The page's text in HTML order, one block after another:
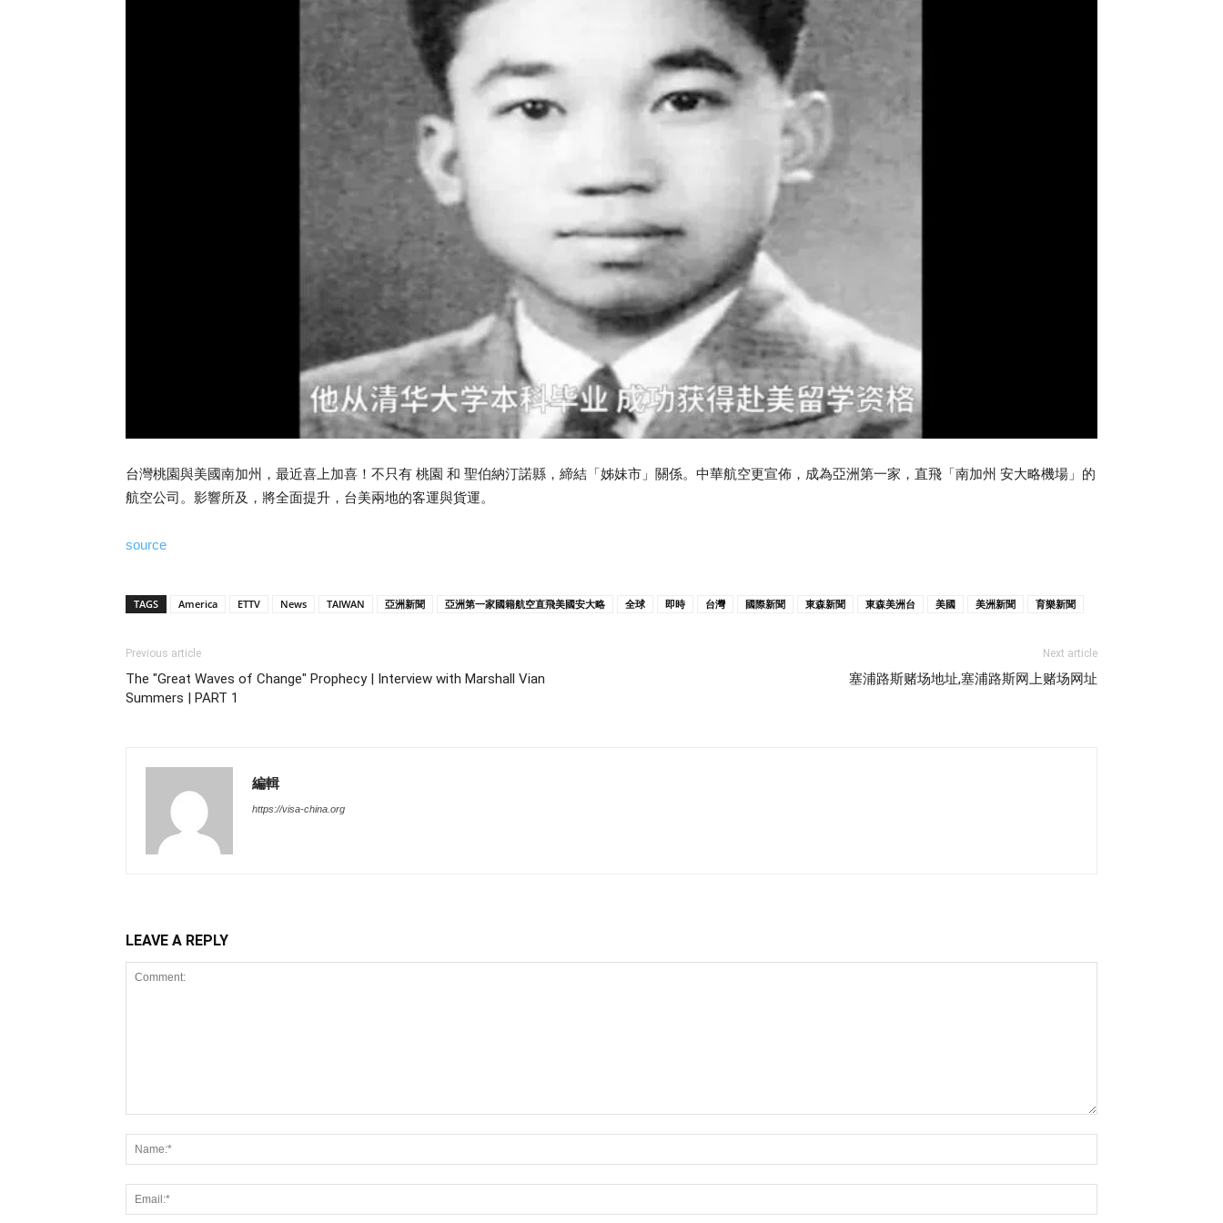
台灣桃園與美國南加州，最近喜上加喜！不只有 桃園 和 聖伯納汀諾縣，締結「姊妹市」關係。中華航空更宣佈，成為亞洲第一家，直飛「南加州 安大略機場」的
航空公司。影響所及，將全面提升，台美兩地的客運與貨運。
source
TAGS America ETTV News TAIWAN 亞洲新聞 亞洲第一家國籍航空直飛美國安大略 全球 即時 台灣 國際新聞 東森新聞 東森美洲台 美國 美洲新聞 育樂新聞
Previous article
The "Great Waves of Change" Prophecy | Interview with Marshall Vian
Summers | PART 1
Next article
塞浦路斯赌场地址,塞浦路斯网上赌场网址
編輯
https://visa-china.org
LEAVE A REPLY